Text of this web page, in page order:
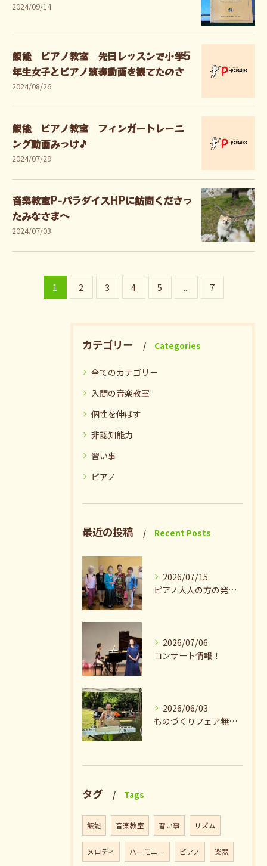
2024/09/14
飯能 ピアノ教室 先日レッスンで小学5
年生女子とピアノ演奏動画を観てたのさ
2024/08/26
飯能 ピアノ教室 フィンガートレーニ
ング動画みっけ🎵
2024/07/29
音楽教室P-パラダイスHPに訪問くださっ
たみなさまへ
2024/07/03
1 2 3 4 5 ... 7
カテゴリー Categories
全てのカテゴリー
入間の音楽教室
個性を伸ばす
非認知能力
習い事
ピアノ
最近の投稿 Recent Posts
2026/07/15
ピアノ大人の方の発表会兼ねたお茶会🎵
2026/07/06
コンサート情報！
2026/06/03
ものづくりフェア無事終了♪ありがとうございました。
タグ Tags
飯能 音楽教室 習い事 リズム
メロディ ハーモニー ピアノ 楽器